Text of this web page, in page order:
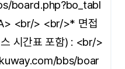
board.php?bo_tabl
<br/> <br/>* 면접
시간표 포함) : <br/>
bbs/boar